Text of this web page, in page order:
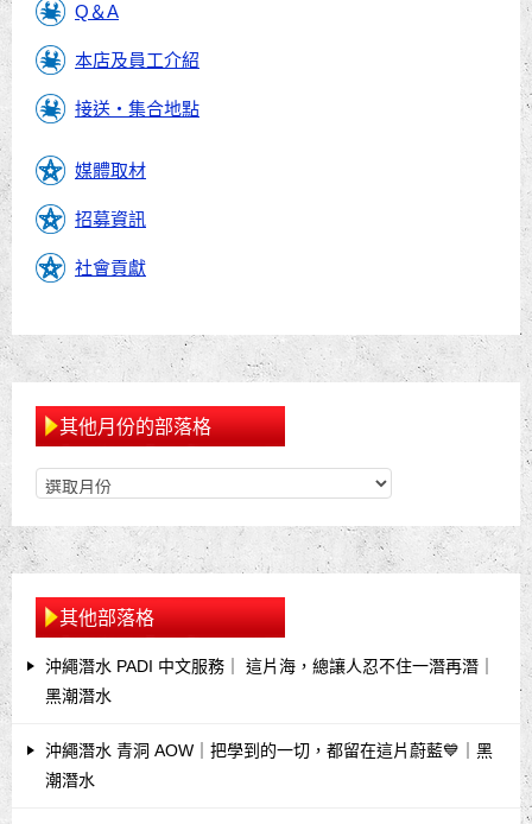
Q＆A
本店及員工介紹
接送・集合地點
媒體取材
招募資訊
社會貢獻
其他月份的部落格
其他部落格
沖繩潛水 PADI 中文服務｜ 這片海，總讓人忍不住一潛再潛｜
黑潮潛水
沖繩潛水 青洞 AOW｜把學到的一切，都留在這片蔚藍💙｜黑
潮潛水